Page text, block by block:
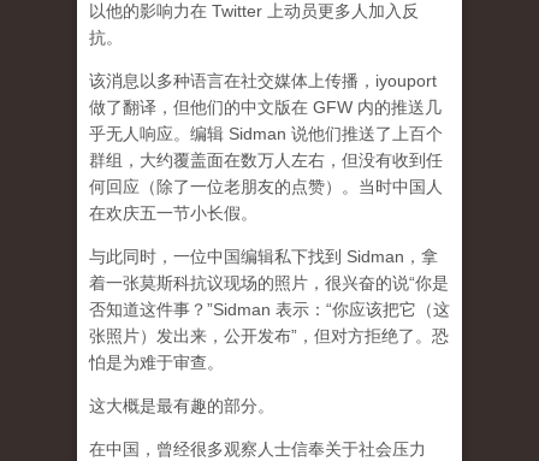
以他的影响力在 Twitter 上动员更多人加入反
抗。
该消息以多种语言在社交媒体上传播，iyouport
做了翻译，但他们的中文版在 GFW 内的推送几
乎无人响应。编辑 Sidman 说他们推送了上百个
群组，大约覆盖面在数万人左右，但没有收到任
何回应（除了一位老朋友的点赞）。当时中国人
在欢庆五一节小长假。
与此同时，一位中国编辑私下找到 Sidman，拿
着一张莫斯科抗议现场的照片，很兴奋的说“你是
否知道这件事？”Sidman 表示：“你应该把它（这
张照片）发出来，公开发布”，但对方拒绝了。恐
怕是为难于审查。
这大概是最有趣的部分。
在中国，曾经很多观察人士信奉关于社会压力